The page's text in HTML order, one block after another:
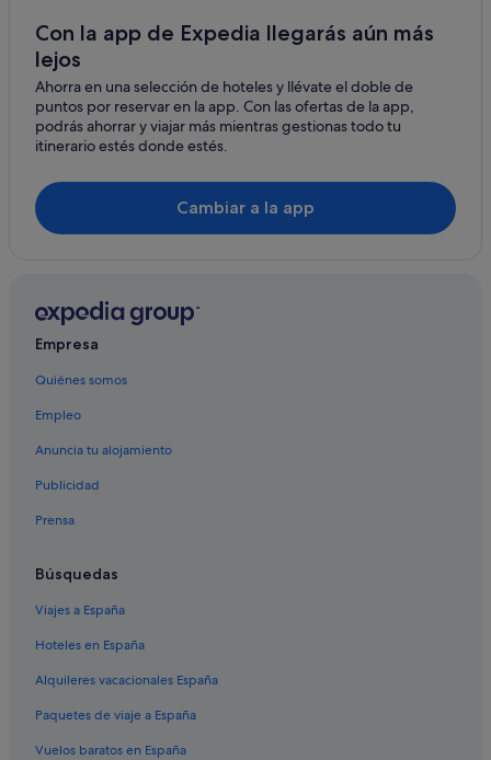
Iberostar hoteles en Tindaya
Diamond Resorts en Villaverde
Pensiones en La Oliva
Casas de campo en La Oliva
Hoteles con piscina en La Oliva
Palacios en La Oliva
Apartoteles en La Oliva
La Oliva hoteles
Tiendas de safari en La Oliva
Con la app de Expedia llegarás aún más
lejos
Ahorra en una selección de hoteles y llévate el doble de
puntos por reservar en la app. Con las ofertas de la app,
podrás ahorrar y viajar más mientras gestionas todo tu
itinerario estés donde estés.
Cambiar a la app
Empresa
Quiénes somos
Empleo
Anuncia tu alojamiento
Publicidad
Prensa
Búsquedas
Viajes a España
Hoteles en España
Alquileres vacacionales España
Paquetes de viaje a España
Vuelos baratos en España